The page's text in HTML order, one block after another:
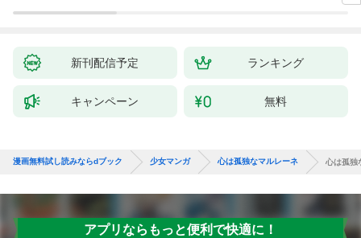
新刊配信予定 ランキング
キャンペーン 無料
漫画無料試し読みならdブック 少女マンガ 心は孤独なマルレーネ 心は孤独
アプリならもっと便利で快適に！